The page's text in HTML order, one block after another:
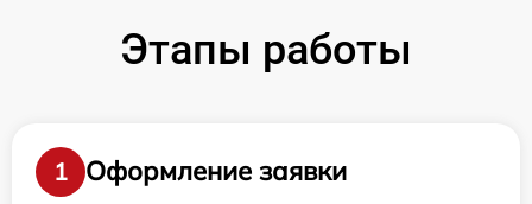
Этапы работы
1
Оформление заявки